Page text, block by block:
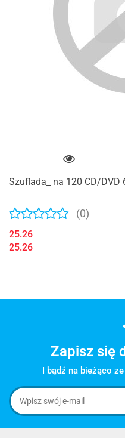
Szuflada_ na 120 CD/DVD
(0)
25.26
25.26
Zapisz się
I bądź na bieżąco